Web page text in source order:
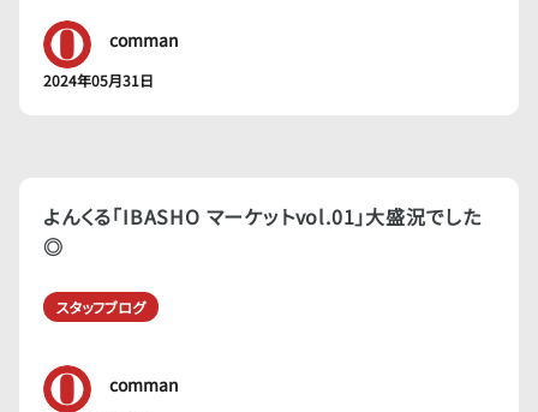
comman
2024年05月31日
よんくる「IBASHO マーケットvol.01」大盛況でした
◎
スタッフブログ
comman